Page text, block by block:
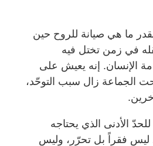
العالم بقدر ما هي صيانة للروح حين
في زمن تختل فيه
الإنسان. إنه يعيش على
الجماعة زال سبب التوحّد،
للحدّ الأدنى الذي يحتاجه
ليس فقراً بل تحرّر، وليس